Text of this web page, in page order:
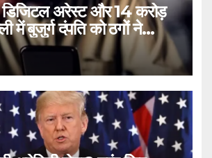
अरेस्ट और 14 करोड़
में बुजुर्ग दंपति को ठगों ने
– Delhi Cyber Fraud
digital arrest
ntc rttm